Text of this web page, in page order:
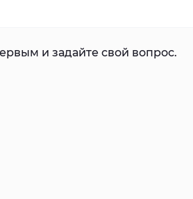
и задайте свой вопрос.